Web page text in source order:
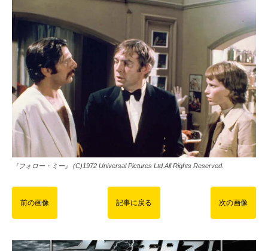
『フォロー・ミー』 (C)1972 Universal Pictures Ltd.All Rights Reserved.
前の画像 記事に戻る 次の画像